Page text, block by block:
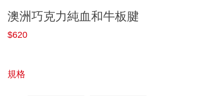
澳洲巧克力純血和牛板腱
$620
規格